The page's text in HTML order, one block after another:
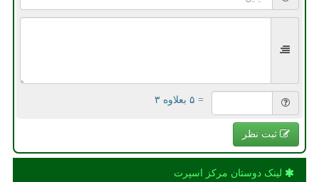
= ۵ بعلاوه ۳
ثبت نظر
لینک دوستان مركز اسپرت